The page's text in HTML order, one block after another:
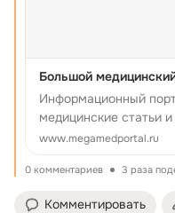
Большой
Информационный
медицинские статьи
www.megamedportal.ru
0 комментариев 3 раза
Комментировать